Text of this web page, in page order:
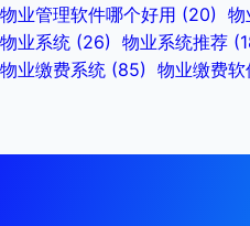
物业管理软件哪个好用 (20) 物
物业系统 (26) 物业系统推荐
物业缴费系统 (85) 物业缴费软